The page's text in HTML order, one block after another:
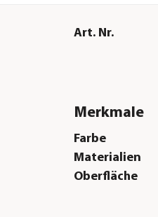
Art. Nr.
Merkmale
Farbe
Materialien
Oberfläche